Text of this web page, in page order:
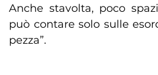
Anche stavolta, poco
può contare solo sulle
pezza”.